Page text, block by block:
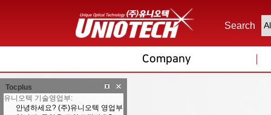
Search
Company
Tocplus